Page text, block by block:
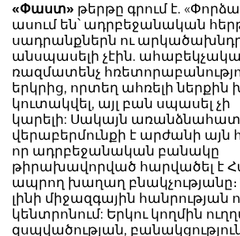
«Փաստ» թերթը գրում է.
ասում են՝ ադրբեջանական
սադրանքներն ու
անսպասելի չէին.
ռազմատենչ
երկրից, որտեղ ահռելի ներքին
կուտակվել, այլ բան սպասել չի
կարելի: Սակայն
վերաբերմունքի է արժանի
որ ադրբեջանական բանակը
թիրախավորված հարվածել է
ապրող խաղաղ
լինի միջազգային հանրության
կենտրոնում: Երկու կողմին
զսպվածության,